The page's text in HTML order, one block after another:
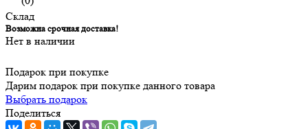
Склад
Возможна срочная доставка!
Нет в наличии
Подарок при покупке
Дарим подарок при покупке данного товара
Выбрать подарок
Поделиться